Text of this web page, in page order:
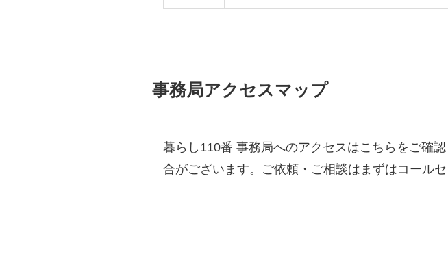
事務局アクセスマップ
暮らし110番 事務局へのアクセスはこちらをご確
合がございます。ご依頼・ご相談はまずはコール